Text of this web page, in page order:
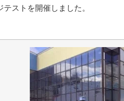
ストを開催しました。